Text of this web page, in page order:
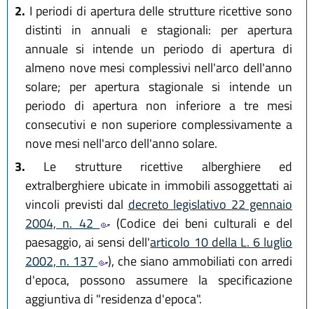
2. I periodi di apertura delle strutture ricettive sono
distinti in annuali e stagionali: per apertura
annuale si intende un periodo di apertura di
almeno nove mesi complessivi nell'arco dell'anno
solare; per apertura stagionale si intende un
periodo di apertura non inferiore a tre mesi
consecutivi e non superiore complessivamente a
nove mesi nell'arco dell'anno solare.
3. Le strutture ricettive alberghiere ed
extralberghiere ubicate in immobili assoggettati ai
vincoli previsti dal decreto legislativo 22 gennaio
2004, n. 42
(Codice dei beni culturali e del
paesaggio, ai sensi dell'articolo 10 della L. 6 luglio
2002, n. 137
), che siano ammobiliati con arredi
d'epoca, possono assumere la specificazione
aggiuntiva di "residenza d'epoca".